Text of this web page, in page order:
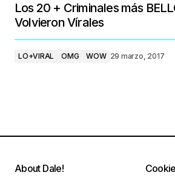
Los 20 + Criminales más
Volvieron Vírales
LO+VIRAL OMG WOW 29 marzo, 2017
About Dale!